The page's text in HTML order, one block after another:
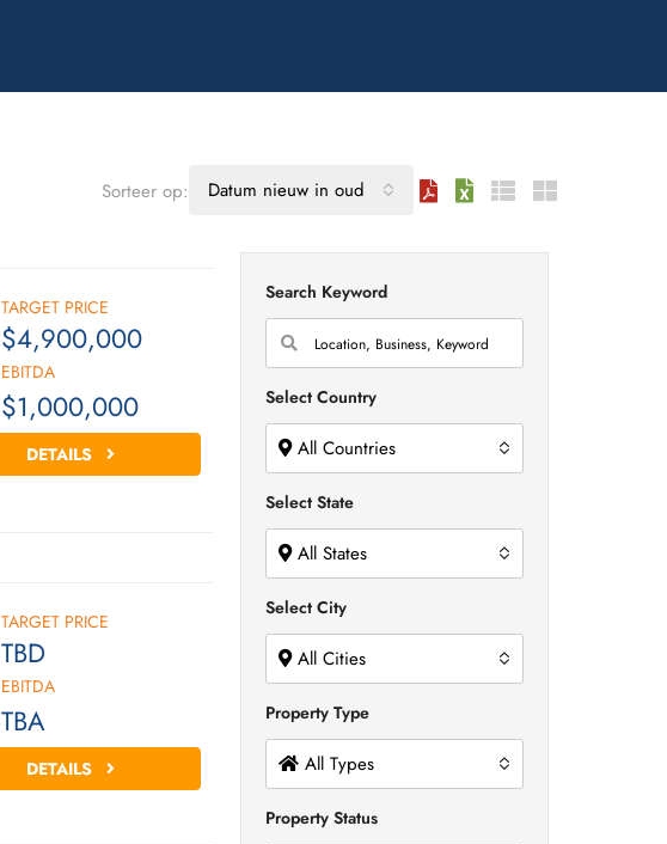
Sorteer op: Datum nieuw in oud
TARGET PRICE
$4,900,000
EBITDA
$1,000,000
DETAILS
TARGET PRICE
TBD
EBITDA
TBA
DETAILS
Search Keyword
Select Country
All Countries
Select State
All States
Select City
All Cities
Property Type
All Types
Property Status